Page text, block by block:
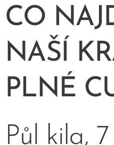
CO
NAŠÍ
PLNÉ
Půl kila,